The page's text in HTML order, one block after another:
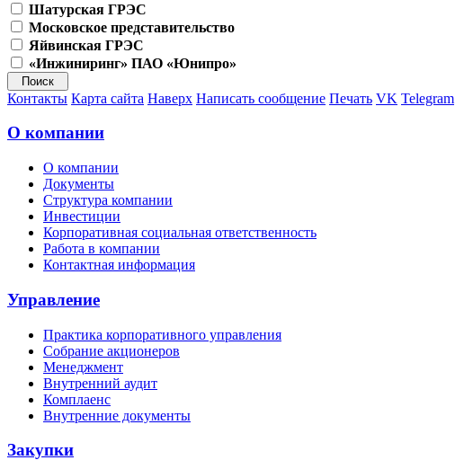
Шатурская ГРЭС
Московское представительство
Яйвинская ГРЭС
«Инжиниринг» ПАО «Юнипро»
Контакты Карта сайта Наверх Написать сообщение Печать VK Telegram
О компании
О компании
Документы
Структура компании
Инвестиции
Корпоративная социальная ответственность
Работа в компании
Контактная информация
Управление
Практика корпоративного управления
Собрание акционеров
Менеджмент
Внутренний аудит
Комплаенс
Внутренние документы
Закупки